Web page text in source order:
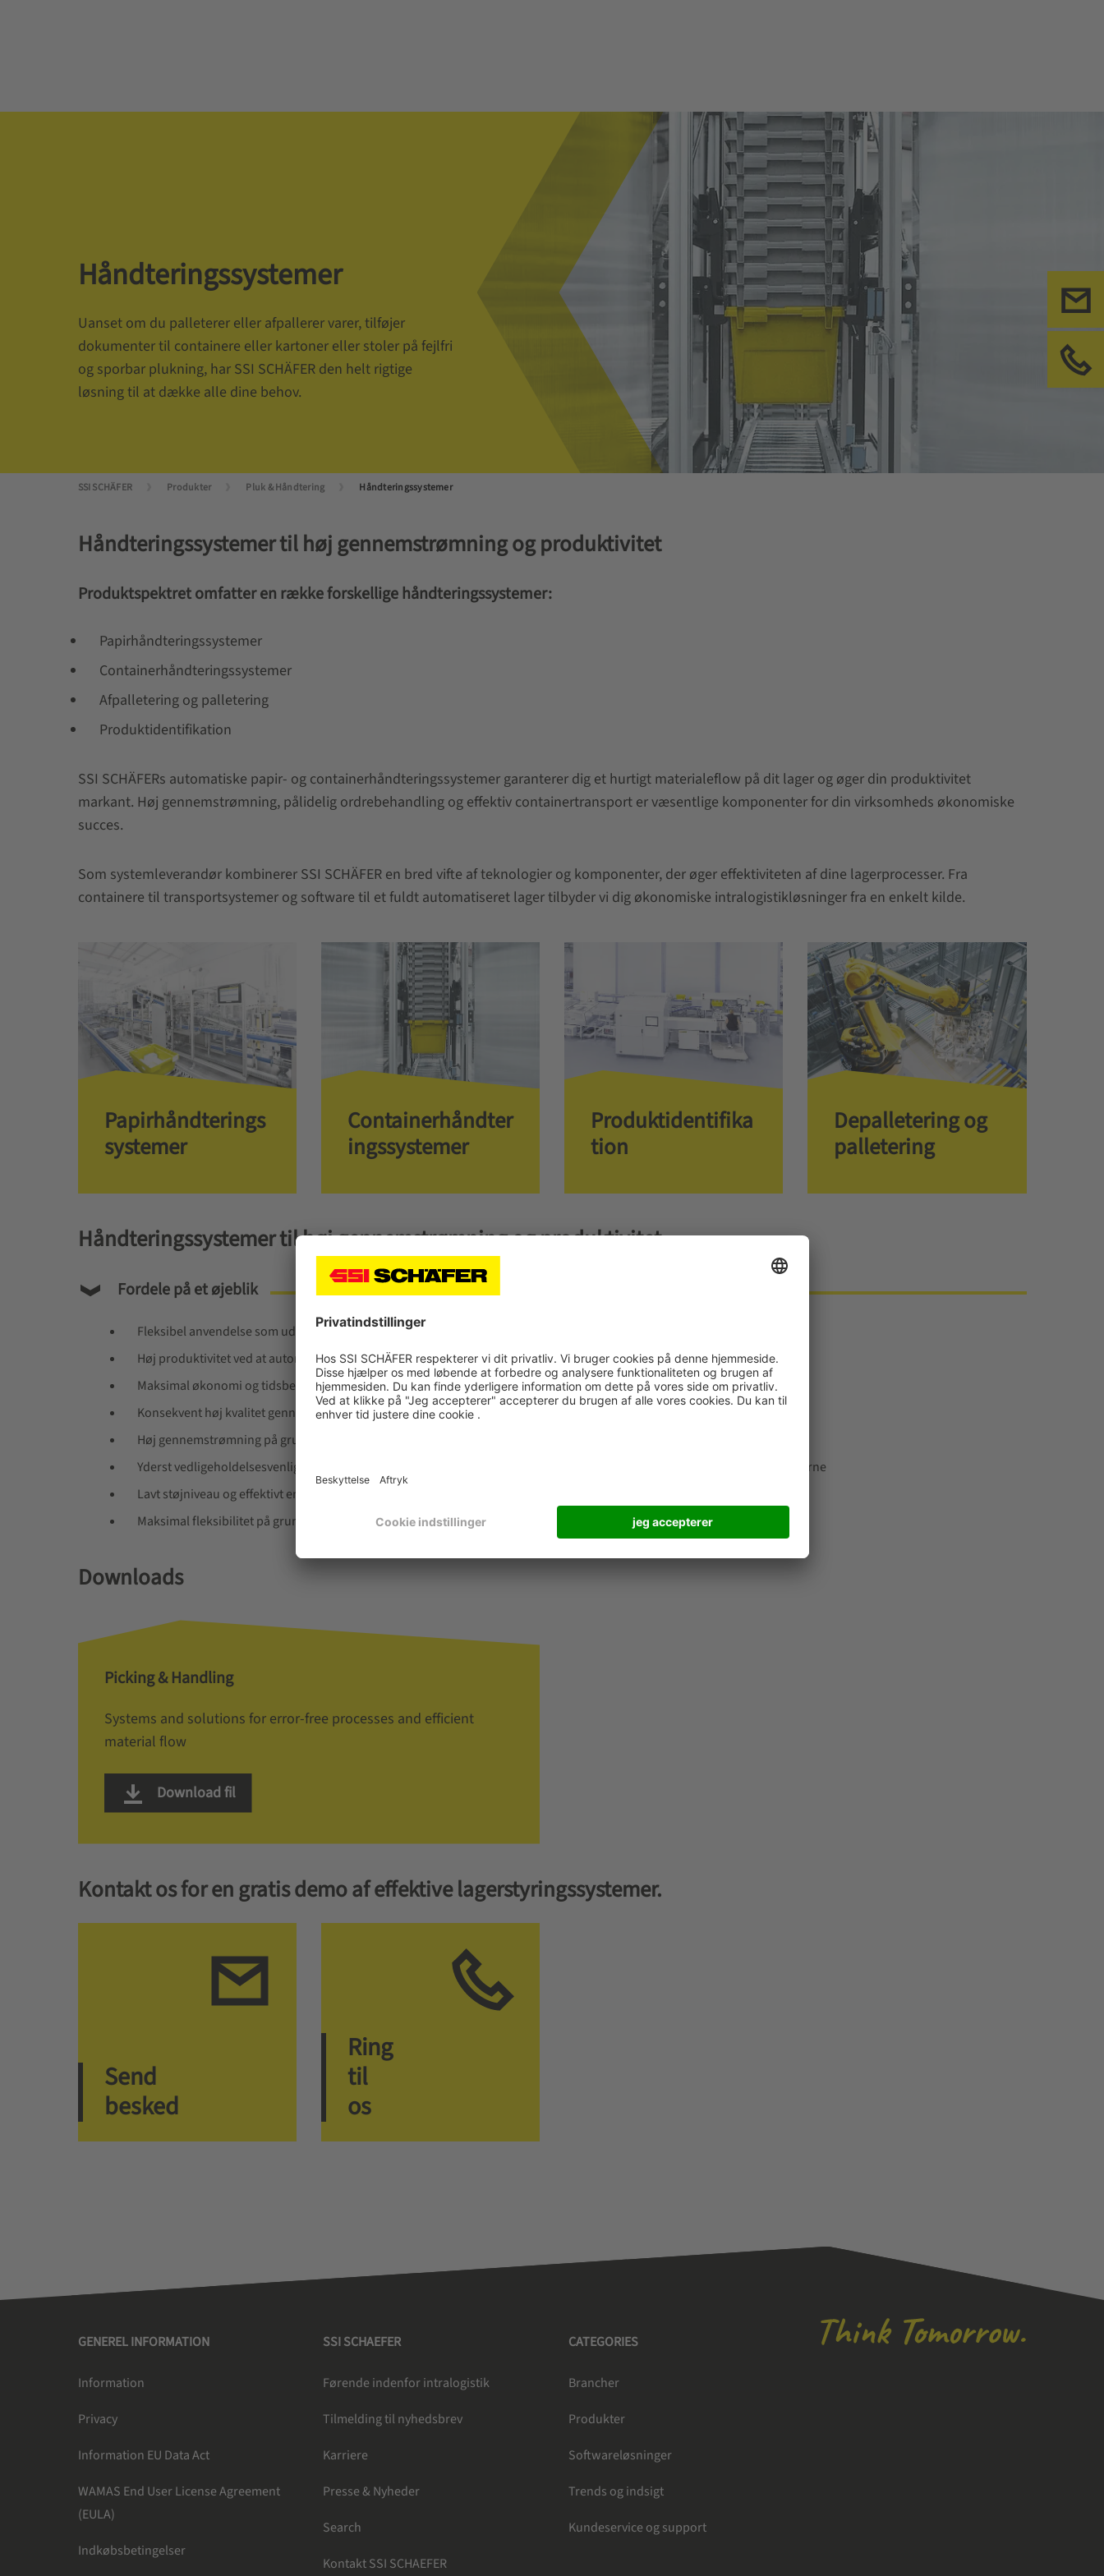
Håndteringssystemer
Uanset om du palleterer eller afpallerer varer, tilføjer
dokumenter til containere eller kartoner eller stoler på fejlfri
og sporbar plukning, har SSI SCHÄFER den helt rigtige
løsning til at dække alle dine behov.
SSI SCHÄFER Produkter Pluk & Håndtering Håndteringssystemer
Håndteringssystemer til høj gennemstrømning og produktivitet
Produktspektret omfatter en række forskellige håndteringssystemer:
Papirhåndteringssystemer
Containerhåndteringssystemer
Afpalletering og palletering
Produktidentifikation
SSI SCHÄFERs automatiske papir- og containerhåndteringssystemer garanterer dig et hurtigt materialeflow på dit lager og øger din produktivitet
markant. Høj gennemstrømning, pålidelig ordrebehandling og effektiv containertransport er væsentlige komponenter for din virksomheds økonomiske
succes.
Som systemleverandør kombinerer SSI SCHÄFER en bred vifte af teknologier og komponenter, der øger effektiviteten af dine lagerprocesser. Fra
containere til transportsystemer og software til et fuldt automatiseret lager tilbyder vi dig økonomiske intralogistikløsninger fra en enkelt kilde.
Papirhåndterings
systemer
Containerhåndter
ingssystemer
Produktidentifika
tion
Depalletering og
palletering
Håndteringssystemer til høj gennemstrømning og produktivitet
Fordele på et øjeblik
Fleksibel anvendelse som ud over næsten alle gængse transportsystemer
Høj produktivitet ved at automatisere tidskrævende, monotone aktiviteter
Maksimal økonomi og tidsbesparelse gennem just-in-time print
Konsekvent høj kvalitet gennem automatiserede processer
Høj gennemstrømning på grund af automatiseret ordrebehandling
Yderst vedligeholdelsesvenlig på grund af modulopbygget og let tilgængeligt design af installations- og funktionselementerne
Lavt støjniveau og effektivt energiforbrug
Maksimal fleksibilitet på grund af modulær udvidelsesevne
Downloads
Picking & Handling
Systems and solutions for error-free processes and efficient
material flow
Download fil
Kontakt os for en gratis demo af effektive lagerstyringssystemer.
Send
besked
Ring
til
os
GENEREL INFORMATION
Information
Privacy
Information EU Data Act
WAMAS End User License Agreement
(EULA)
Indkøbsbetingelser
SSI SCHAEFER
Førende indenfor intralogistik
Tilmelding til nyhedsbrev
Karriere
Presse & Nyheder
Search
Kontakt SSI SCHAEFER
CATEGORIES
Brancher
Produkter
Softwareløsninger
Trends og indsigt
Kundeservice og support